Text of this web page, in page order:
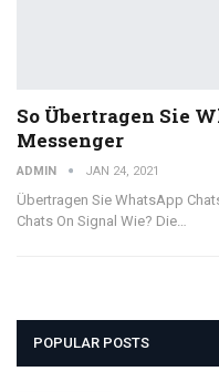
So Übertragen Sie
Messenger
ADMIN JAN 24, 2021
Übertragen Sie WhatsApp
Chats On Signal Wie? Die…
POPULAR POSTS